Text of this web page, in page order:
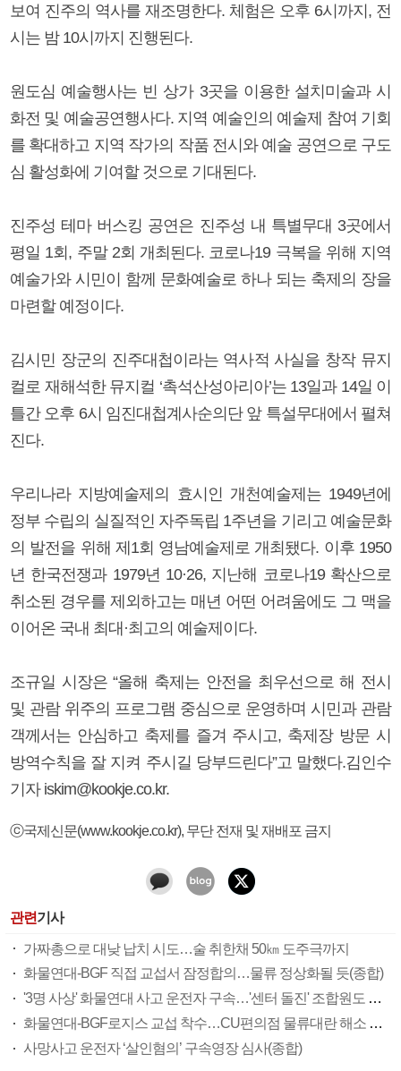
보여 진주의 역사를 재조명한다. 체험은 오후 6시까지, 전
시는 밤 10시까지 진행된다.
원도심 예술행사는 빈 상가 3곳을 이용한 설치미술과 시
화전 및 예술공연행사다. 지역 예술인의 예술제 참여 기회
를 확대하고 지역 작가의 작품 전시와 예술 공연으로 구도
심 활성화에 기여할 것으로 기대된다.
진주성 테마 버스킹 공연은 진주성 내 특별무대 3곳에서
평일 1회, 주말 2회 개최된다. 코로나19 극복을 위해 지역
예술가와 시민이 함께 문화예술로 하나 되는 축제의 장을
마련할 예정이다.
김시민 장군의 진주대첩이라는 역사적 사실을 창작 뮤지
컬로 재해석한 뮤지컬 ‘촉석산성아리아’는 13일과 14일 이
틀간 오후 6시 임진대첩계사순의단 앞 특설무대에서 펼쳐
진다.
우리나라 지방예술제의 효시인 개천예술제는 1949년에
정부 수립의 실질적인 자주독립 1주년을 기리고 예술문화
의 발전을 위해 제1회 영남예술제로 개최됐다. 이후 1950
년 한국전쟁과 1979년 10·26, 지난해 코로나19 확산으로
취소된 경우를 제외하고는 매년 어떤 어려움에도 그 맥을
이어온 국내 최대·최고의 예술제이다.
조규일 시장은 “올해 축제는 안전을 최우선으로 해 전시
및 관람 위주의 프로그램 중심으로 운영하며 시민과 관람
객께서는 안심하고 축제를 즐겨 주시고, 축제장 방문 시
방역수칙을 잘 지켜 주시길 당부드린다”고 말했다.김인수
기자 iskim@kookje.co.kr.
ⓒ국제신문(www.kookje.co.kr), 무단 전재 및 재배포 금지
관련기사
가짜총으로 대낮 납치 시도…술 취한채 50㎞ 도주극까지
화물연대-BGF 직접 교섭서 잠정합의…물류 정상화될 듯(종합)
'3명 사상' 화물연대 사고 운전자 구속…'센터 돌진' 조합원도 포함(종합)
화물연대-BGF로지스 교섭 착수…CU편의점 물류대란 해소 기대감(종합)
사망사고 운전자 ‘살인혐의’ 구속영장 심사(종합)